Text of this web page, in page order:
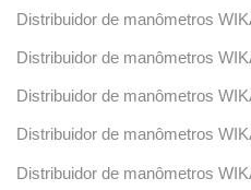
Distribuidor de manômetros
Distribuidor de manômetros
Distribuidor de manômetros
Distribuidor de manômetros
Distribuidor de manômetros